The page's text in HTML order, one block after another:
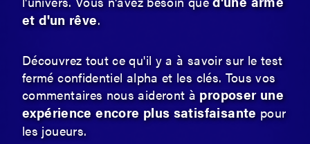
et d'un rêve.
Découvrez tout ce qu'il y a à savoir sur le test
fermé confidentiel alpha et les clés. Tous vos
commentaires nous aideront àproposer une
expérience encore plus satisfaisantepour
les joueurs.